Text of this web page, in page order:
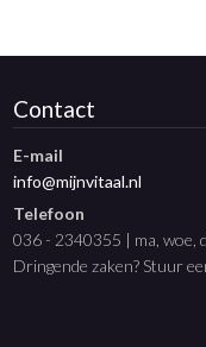
Contact
E-mail
info@mijnvitaal.nl
Telefoon
036 - 2340355 | ma, woe,
Dringende zaken? Stuur